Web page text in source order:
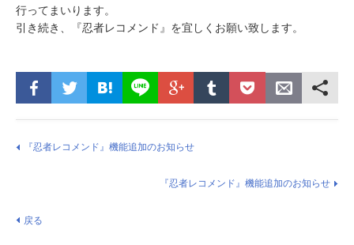
行ってまいります。
引き続き、『忍者レコメンド』を宜しくお願い致します。
『忍者レコメンド』機能追加のお知らせ
『忍者レコメンド』機能追加のお知らせ
戻る